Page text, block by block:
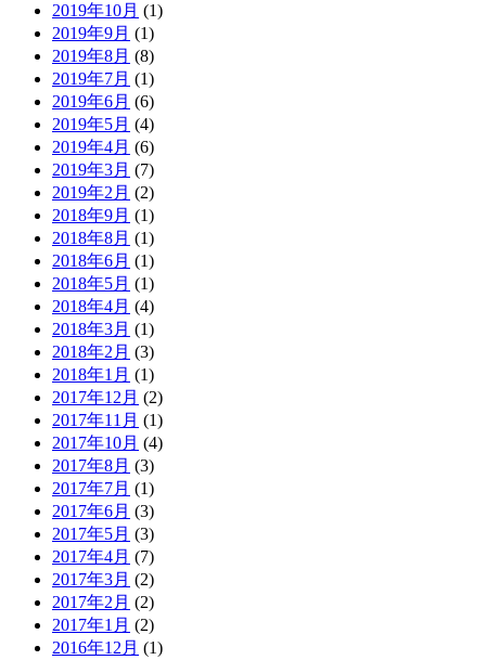
2019年10月 (1)
2019年9月 (1)
2019年8月 (8)
2019年7月 (1)
2019年6月 (6)
2019年5月 (4)
2019年4月 (6)
2019年3月 (7)
2019年2月 (2)
2018年9月 (1)
2018年8月 (1)
2018年6月 (1)
2018年5月 (1)
2018年4月 (4)
2018年3月 (1)
2018年2月 (3)
2018年1月 (1)
2017年12月 (2)
2017年11月 (1)
2017年10月 (4)
2017年8月 (3)
2017年7月 (1)
2017年6月 (3)
2017年5月 (3)
2017年4月 (7)
2017年3月 (2)
2017年2月 (2)
2017年1月 (2)
2016年12月 (1)